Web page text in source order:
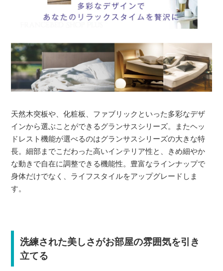
天然木突板や、化粧板、ファブリックといった多彩なデザ
インから選ぶことができるグランサスシリーズ。またヘッ
ドレスト機能が選べるのはグランサスシリーズの大きな特
長。細部までこだわった高いインテリア性と、きめ細やか
な動きで自在に調整できる機能性。豊富なラインナップで
身体だけでなく、ライフスタイルをアップグレードしま
す。
洗練された美しさがお部屋の雰囲気を引き
立てる